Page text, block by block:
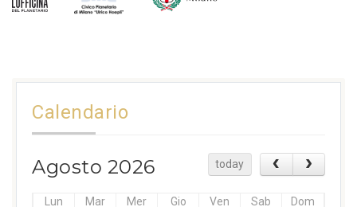
Calendario
Agosto 2026 today
Lun Mar Mer Gio Ven Sab Dom